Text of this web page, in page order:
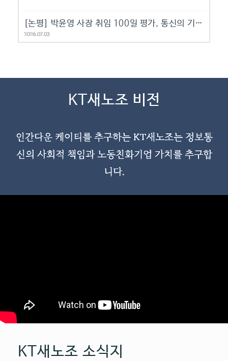
[논평] 박윤영 사장 취임 100일 평가, 통신의 기본 소홀했던 과거 반성, 내부 소통 자세 긍정적
2026.07.03
KT새노조 비전
인간다운 케이티를 추구하는 KT새노조는 정보통
신의 사회적 책임과 노동친화기업 가치를 추구합
니다.
KT새노조 소식지